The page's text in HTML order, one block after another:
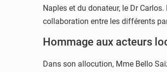
Naples et du donateur, le Dr
collaboration entre les différents
Hommage aux acteurs
Dans son allocution, Mme Bello